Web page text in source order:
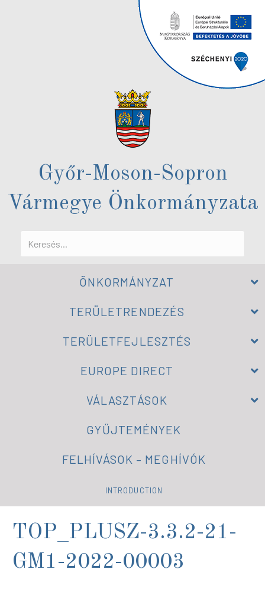
Győr-Moson-Sopron
Vármegye Önkormányzata
ÖNKORMÁNYZAT
TERÜLETRENDEZÉS
TERÜLETFEJLESZTÉS
EUROPE DIRECT
VÁLASZTÁSOK
GYŰJTEMÉNYEK
FELHÍVÁSOK – MEGHÍVÓK
INTRODUCTION
TOP_PLUSZ-3.3.2-21-
GM1-2022-00003